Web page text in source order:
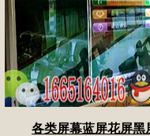
各类屏幕蓝屏花屏黑